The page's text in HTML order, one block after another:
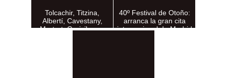
Tolcachir, Titzina,
Albertí, Cavestany,
Martret, Goricileya y
40º Festival de Otoño:
arranca la gran cita
internacional de Madrid